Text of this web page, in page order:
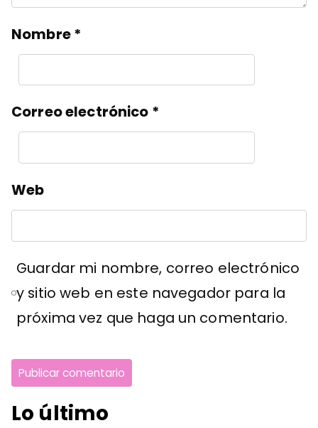
Nombre*
Correo electrónico *
Web
Guardar mi nombre, correo electrónico
y sitio web en este navegador para la
próxima vez que haga un comentario.
Lo último